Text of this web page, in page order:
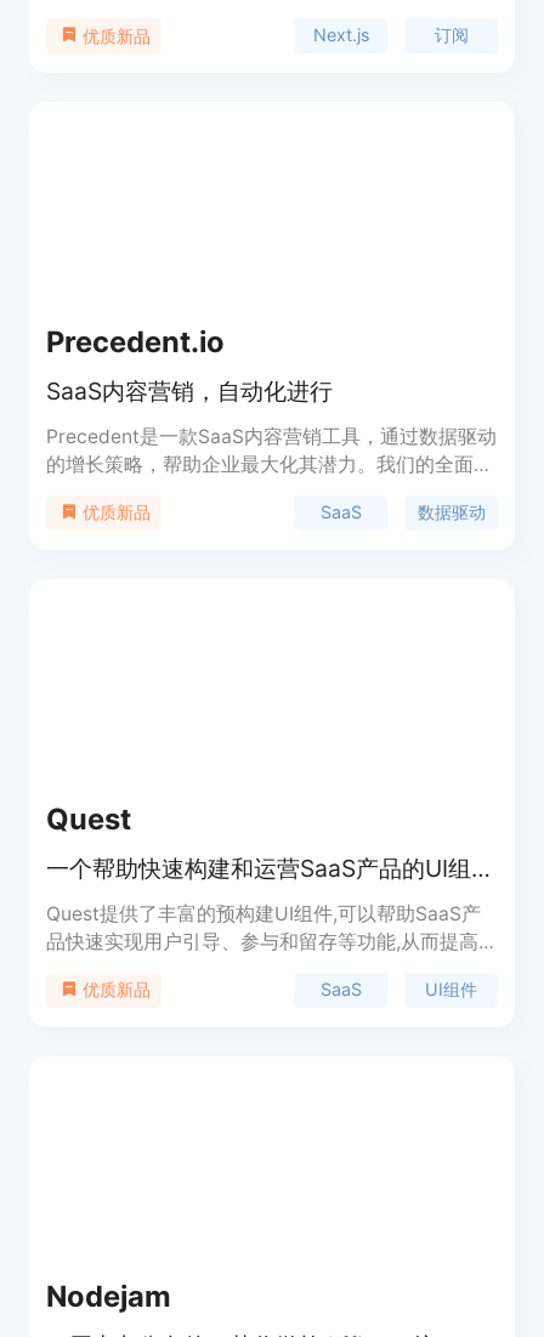
能。该模板使用Next.js作为前端框架，Stripe作为支
优质新品 Next.js 订阅
Precedent.io
SaaS内容营销，自动化进行
Precedent是一款SaaS内容营销工具，通过数据驱动
的增长策略，帮助企业最大化其潜力。我们的全面链
上的链接的能力，从而实现基于实际收入来源的精确
优质新品 SaaS 数据驱动
Quest
一个帮助快速构建和运营SaaS产品的UI组件库
Quest提供了丰富的预构建UI组件,可以帮助SaaS产
品快速实现用户引导、参与和留存等功能,从而提高
省开发成本和时间。定价分为免费和付费版本。定位
优质新品 SaaS UI组件
Nodejam